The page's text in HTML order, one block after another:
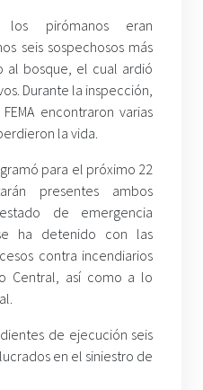
pirómanos eran
seis sospechosos más
al bosque, el cual ardió
Durante la inspección,
encontraron varias
la vida.
para el próximo 22
presentes ambos
de emergencia
ha detenido con las
contra incendiarios
Central, así como a lo
de ejecución seis
en el siniestro de